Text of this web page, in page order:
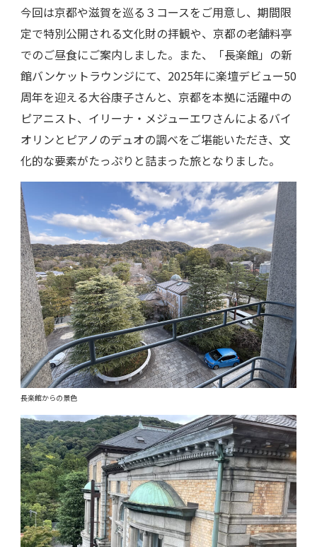
今回は京都や滋賀を巡る３コースをご用意し、期間限
定で特別公開される文化財の拝観や、京都の老舗料亭
でのご昼食にご案内しました。また、「長楽館」の新
館バンケットラウンジにて、2025年に楽壇デビュー50
周年を迎える大谷康子さんと、京都を本拠に活躍中の
ピアニスト、イリーナ・メジューエワさんによるバイ
オリンとピアノのデュオの調べをご堪能いただき、文
化的な要素がたっぷりと詰まった旅となりました。
長楽館からの景色